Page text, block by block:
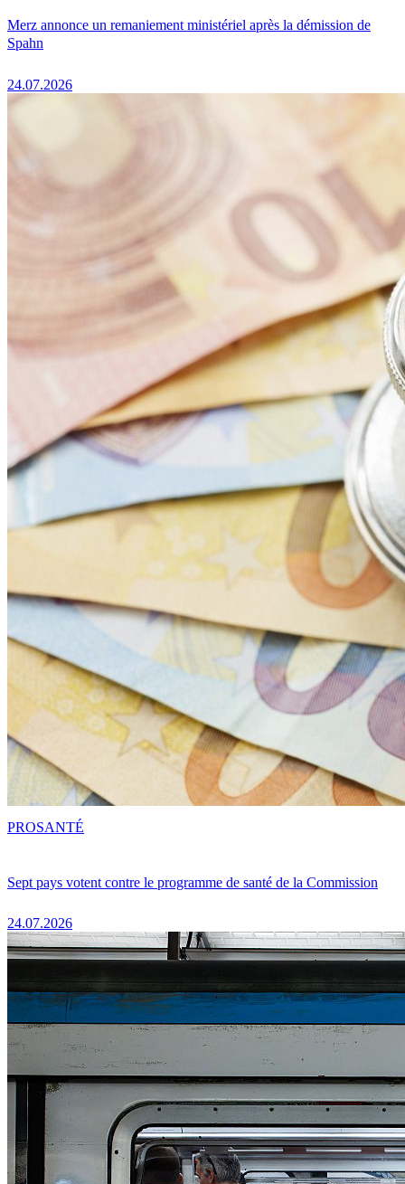
Merz annonce un remaniement ministériel après la démission de
Spahn
24.07.2026
Sept pays votent contre le programme de santé de la Commission
24.07.2026
PROSANTÉ